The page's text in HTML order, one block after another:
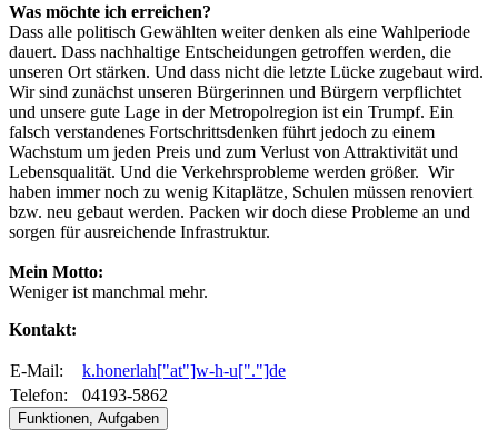
Was möchte ich erreichen?
Dass alle politisch Gewählten weiter denken als eine Wahlperiode
dauert. Dass nachhaltige Entscheidungen getroffen werden, die
unseren Ort stärken. Und dass nicht die letzte Lücke zugebaut wird.
Wir sind zunächst unseren Bürgerinnen und Bürgern verpflichtet
und unsere gute Lage in der Metropolregion ist ein Trumpf. Ein
falsch verstandenes Fortschrittsdenken führt jedoch zu einem
Wachstum um jeden Preis und zum Verlust von Attraktivität und
Lebensqualität. Und die Verkehrsprobleme werden größer. Wir
haben immer noch zu wenig Kitaplätze, Schulen müssen renoviert
bzw. neu gebaut werden. Packen wir doch diese Probleme an und
sorgen für ausreichende Infrastruktur.
Mein Motto:
Weniger ist manchmal mehr.
Kontakt:
E-Mail:
k.honerlah["at"]w-h-u["."]de
Telefon:
04193-5862
Funktionen, Aufgaben